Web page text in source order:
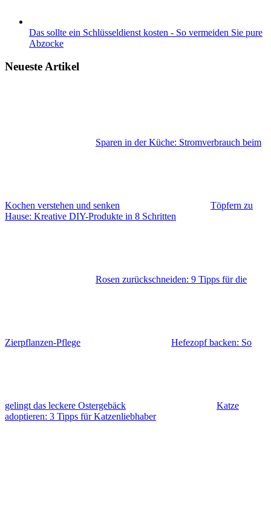
Das sollte ein Schlüsseldienst kosten - So vermeiden Sie pure
Abzocke
Neueste Artikel
Sparen in der Küche: Stromverbrauch beim
Kochen verstehen und senken
Töpfern zu
Hause: Kreative DIY-Produkte in 8 Schritten
Rosen zurückschneiden: 9 Tipps für die
Zierpflanzen-Pflege Hefezopf backen: So
gelingt das leckere Ostergebäck
Katze
adoptieren: 3 Tipps für Katzenliebhaber